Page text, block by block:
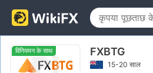
विनियमन के साथ FXBTG
15-20 साल
0
1
2
4
5
6
4
5
6